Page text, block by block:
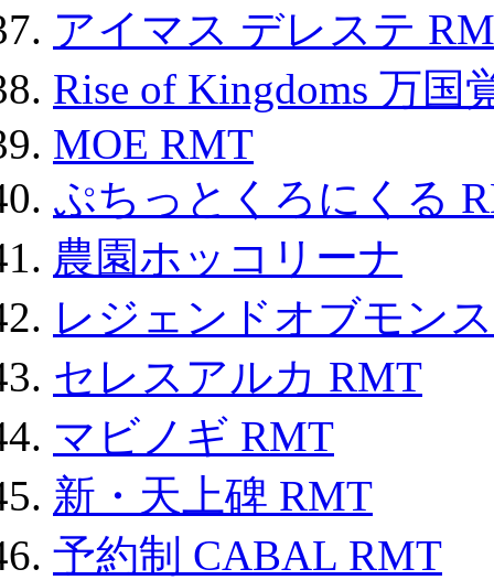
アイマス デレステ
Rise of Kingdoms 万
MOE RMT
ぷちっとくろにくる
農園ホッコリーナ
レジェンドオブモン
セレスアルカ RMT
マビノギ RMT
新・天上碑 RMT
予約制 CABAL RMT